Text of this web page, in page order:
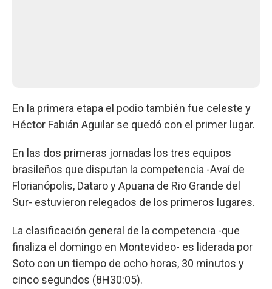
En la primera etapa el podio también fue celeste y
Héctor Fabián Aguilar se quedó con el primer lugar.
En las dos primeras jornadas los tres equipos
brasileños que disputan la competencia -Avaí de
Florianópolis, Dataro y Apuana de Rio Grande del
Sur- estuvieron relegados de los primeros lugares.
La clasificación general de la competencia -que
finaliza el domingo en Montevideo- es liderada por
Soto con un tiempo de ocho horas, 30 minutos y
cinco segundos (8H30:05).